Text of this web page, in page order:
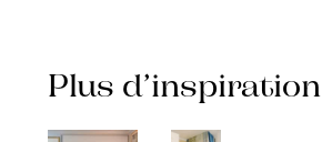
Plus d’inspiration